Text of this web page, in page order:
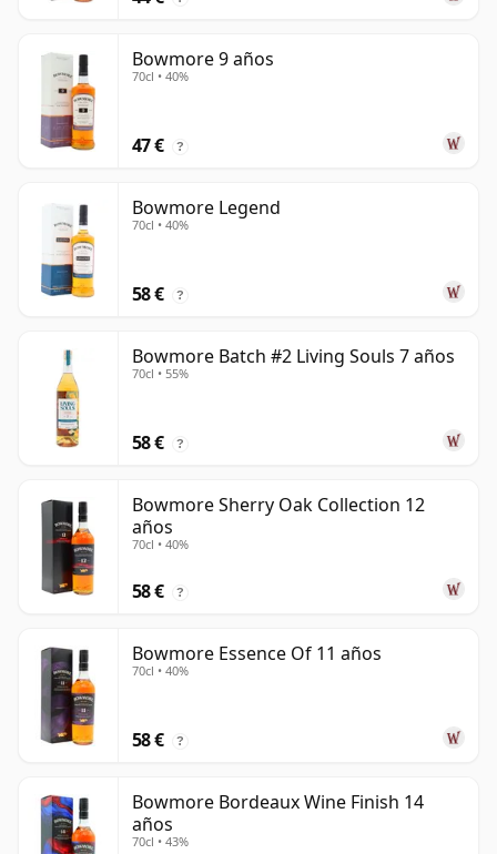
Bowmore 9 años
70cl • 40%
47 € ?
Bowmore Legend
70cl • 40%
58 € ?
Bowmore Batch #2 Living Souls 7 años
70cl • 55%
58 € ?
Bowmore Sherry Oak Collection 12
años
70cl • 40%
58 € ?
Bowmore Essence Of 11 años
70cl • 40%
58 € ?
Bowmore Bordeaux Wine Finish 14
años
70cl • 43%